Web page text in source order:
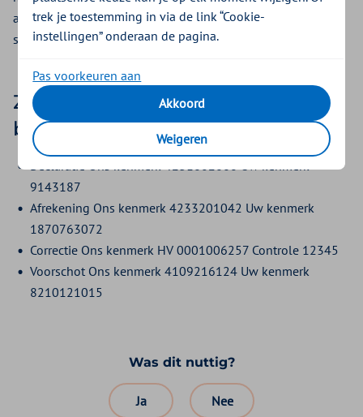
afletterregels of overleg met uw boekhouder of
softwareleverancier.
Zo ziet u straks de nieuwe
betaaltekst in uw bankoverzicht
Declaratie Ons kenmerk 4231602660 Uw kenmerk
9143187
Afrekening Ons kenmerk 4233201042 Uw kenmerk
1870763072
Correctie Ons kenmerk HV 0001006257 Controle 12345
Voorschot Ons kenmerk 4109216124 Uw kenmerk
8210121015
Was dit nuttig?
Ja Nee
trek je toestemming in via de link “Cookie-
instellingen” onderaan de pagina.
Pas voorkeuren aan
Akkoord
Weigeren